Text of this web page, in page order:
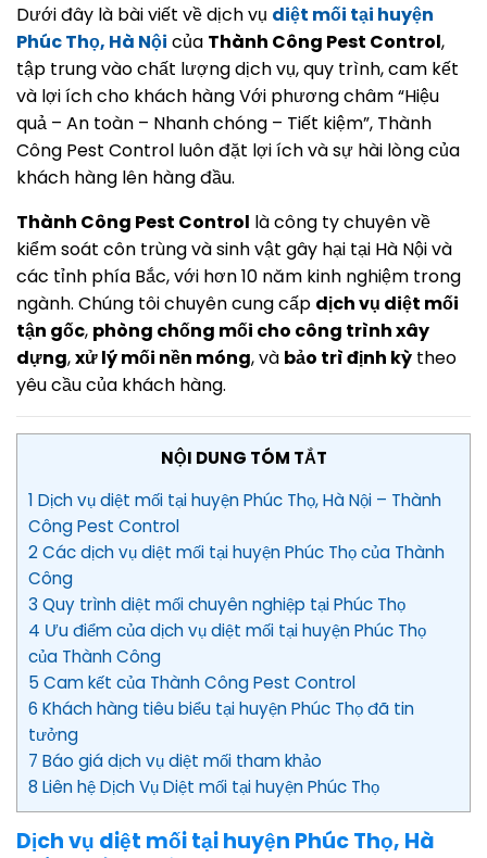
Dưới đây là bài viết về dịch vụ diệt mối tại huyện
Phúc Thọ, Hà Nội của Thành Công Pest Control,
tập trung vào chất lượng dịch vụ, quy trình, cam kết
và lợi ích cho khách hàng Với phương châm “Hiệu
quả – An toàn – Nhanh chóng – Tiết kiệm”, Thành
Công Pest Control luôn đặt lợi ích và sự hài lòng của
khách hàng lên hàng đầu.
Thành Công Pest Control là công ty chuyên về
kiểm soát côn trùng và sinh vật gây hại tại Hà Nội và
các tỉnh phía Bắc, với hơn 10 năm kinh nghiệm trong
ngành. Chúng tôi chuyên cung cấp dịch vụ diệt mối
tận gốc, phòng chống mối cho công trình xây
dựng,xử lý mối nền móng, và bảo trì định kỳ theo
yêu cầu của khách hàng.
NỘI DUNG TÓM TẮT
1 Dịch vụ diệt mối tại huyện Phúc Thọ, Hà Nội – Thành
Công Pest Control
2 Các dịch vụ diệt mối tại huyện Phúc Thọ của Thành
Công
3 Quy trình diệt mối chuyên nghiệp tại Phúc Thọ
4 Ưu điểm của dịch vụ diệt mối tại huyện Phúc Thọ
của Thành Công
5 Cam kết của Thành Công Pest Control
6 Khách hàng tiêu biểu tại huyện Phúc Thọ đã tin
tưởng
7 Báo giá dịch vụ diệt mối tham khảo
8 Liên hệ Dịch Vụ Diệt mối tại huyện Phúc Thọ
Dịch vụ diệt mối tại huyện Phúc Thọ, Hà